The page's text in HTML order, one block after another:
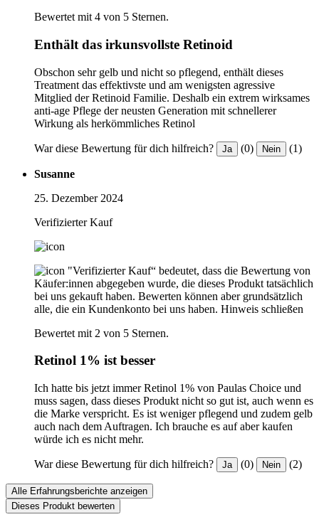
Bewertet mit 4 von 5 Sternen.
Enthält das irkunsvollste Retinoid
Obschon sehr gelb und nicht so pflegend, enthält dieses
Treatment das effektivste und am wenigsten agressive
Mitglied der Retinoid Familie. Deshalb ein extrem wirksames
anti-age Pflege der neusten Generation mit schnellerer
Wirkung als herkömmliches Retinol
War diese Bewertung für dich hilfreich? Ja (0) Nein (1)
Susanne
25. Dezember 2024
Verifizierter Kauf
"Verifizierter Kauf“ bedeutet, dass die Bewertung von
Käufer:innen abgegeben wurde, die dieses Produkt tatsächlich
bei uns gekauft haben. Bewerten können aber grundsätzlich
alle, die ein Kundenkonto bei uns haben. Hinweis schließen
Bewertet mit 2 von 5 Sternen.
Retinol 1% ist besser
Ich hatte bis jetzt immer Retinol 1% von Paulas Choice und
muss sagen, dass dieses Produkt nicht so gut ist, auch wenn es
die Marke verspricht. Es ist weniger pflegend und zudem gelb
auch nach dem Auftragen. Ich brauche es auf aber kaufen
würde ich es nicht mehr.
War diese Bewertung für dich hilfreich? Ja (0) Nein (2)
Alle Erfahrungsberichte anzeigen
Dieses Produkt bewerten